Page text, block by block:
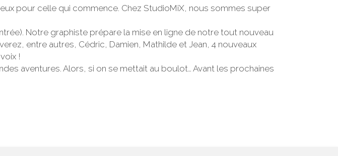
pour celle qui commence. Chez StudioMiX, nous sommes super
Notre graphiste prépare la mise en ligne de notre tout nouveau
entre autres, Cédric, Damien, Mathilde et Jean, 4 nouveaux
!
aventures. Alors, si on se mettait au boulot… Avant les prochaines